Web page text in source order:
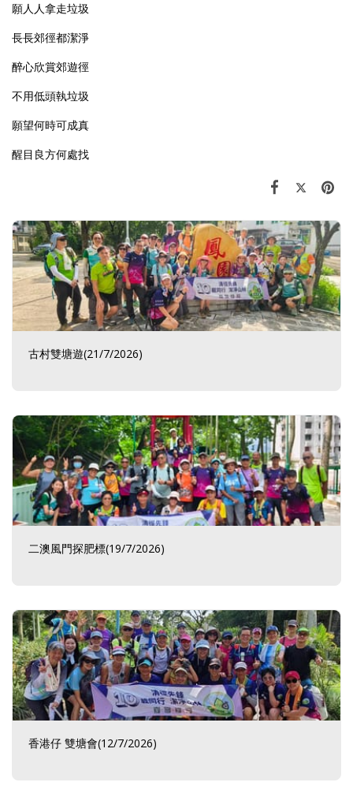
願人人拿走垃圾
長長郊徑都潔淨
醉心欣賞郊遊徑
不用低頭執垃圾
願望何時可成真
醒目良方何處找
古村雙塘遊(21/7/2026)
二澳風門探肥標(19/7/2026)
香港仔 雙塘會(12/7/2026)